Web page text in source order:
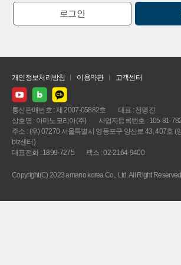
로그인
개인정보처리방침 이용약관 고객센터
통신판매번호 : 제 2007-05882호
대표 : 전명진
상호명 : 아마노코리아(주)
사업자등록번호 : 105-81-
주소 : (우) 07270 서울특별시 영등포구 양산로 43, 407호 (
biz센터)
대표전화 : 1899-7275
팩스 : 02-2164-9400
Copyright(C) 2023 amano korea Co., Ltd. All Right Reserved